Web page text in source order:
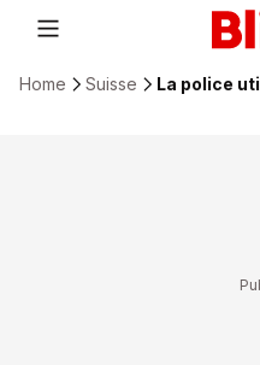
Home Suisse La police